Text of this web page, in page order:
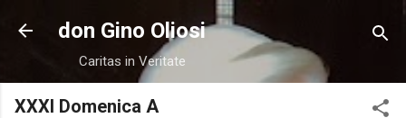
Passa ai contenuti principali
don Gino Oliosi
Caritas in Veritate
XXXI Domenica A